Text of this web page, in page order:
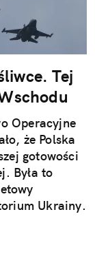
Tej
Operacyjne
że Polska
gotowości
Była to
Ukrainy.